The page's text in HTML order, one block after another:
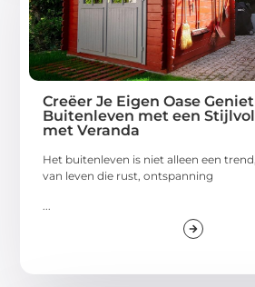
Creëer Je Eigen Oase
Buitenleven met een
met Veranda
Het buitenleven is niet alleen een
van leven die rust, ontspanning